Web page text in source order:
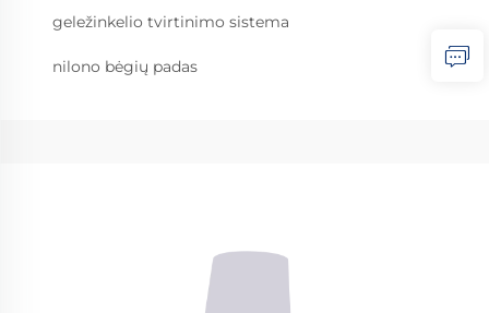
geležinkelio tvirtinimo sistema
nilono bėgių padas